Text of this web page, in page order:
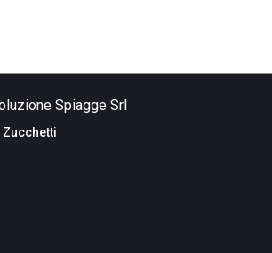
Spiagge Srl
Zucchetti